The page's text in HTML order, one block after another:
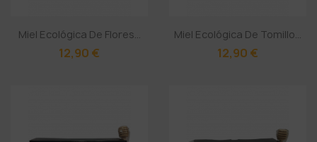
Miel Ecológica De Flores...
12,90 €
Miel Ecológica De Tomillo...
12,90 €